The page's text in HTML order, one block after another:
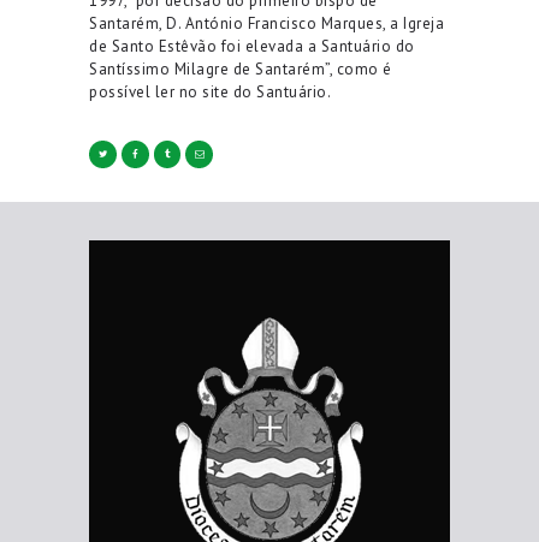
Santarém, D. António Francisco Marques, a Igreja
de Santo Estêvão foi elevada a Santuário do
Santíssimo Milagre de Santarém”, como é
possível ler no site do Santuário.